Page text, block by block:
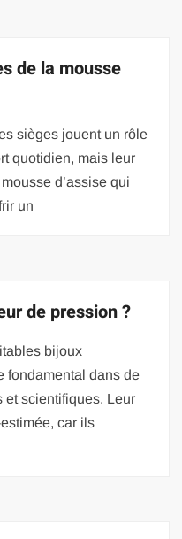
de la mousse
sièges jouent un rôle
quotidien, mais leur
d’assise qui
un
de pression ?
bijoux
fondamental dans de
et scientifiques. Leur
car ils